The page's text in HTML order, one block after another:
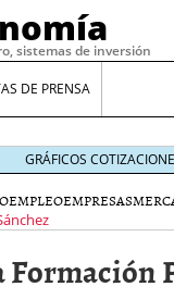
sistemas de inversión
DE PRENSA
GRÁFICOS
EMPLEOEMPRESAS
Formación